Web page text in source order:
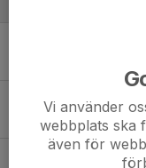
Sista
TISkampen
27 apr, 13:51
Vi använder
webbplats ska
även för